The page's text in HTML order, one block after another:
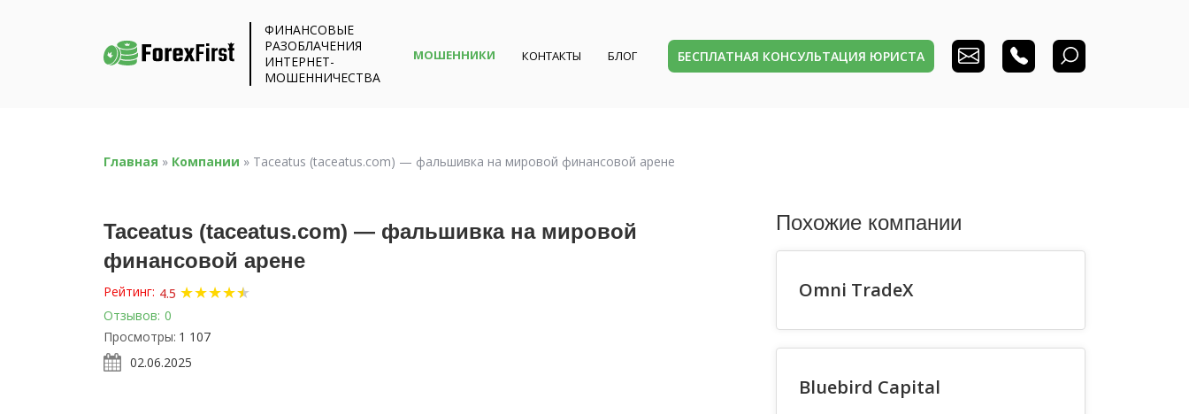
ФИНАНСОВЫЕ
РАЗОБЛАЧЕНИЯ
ИНТЕРНЕТ-
МОШЕННИЧЕСТВА
МОШЕННИКИ КОНТАКТЫ БЛОГ БЕСПЛАТНАЯ КОНСУЛЬТАЦИЯ ЮРИСТА
Главная » Компании » Taceatus (taceatus.com) — фальшивка на мировой финансовой арене
Taceatus (taceatus.com) — фальшивка на мировой
финансовой арене
Рейтинг: 4.5 ★★★★★
★
Отзывов: 0
Просмотры: 1 107
02.06.2025
Похожие компании
Omni TradeX
Bluebird Capital